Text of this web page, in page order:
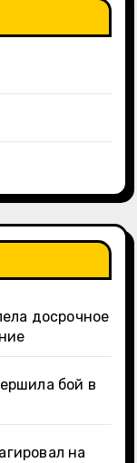
досрочное
бой в
на